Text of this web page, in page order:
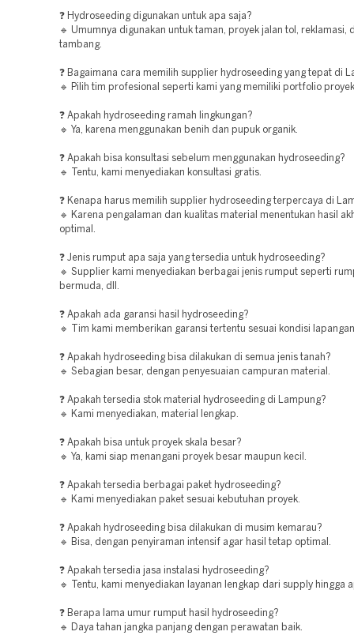
❓ Hydroseeding digunakan untuk apa saja?
🔹 Umumnya digunakan untuk taman, proyek jalan tol, reklamasi,
tambang.
❓ Bagaimana cara memilih supplier hydroseeding yang tepat di
🔹 Pilih tim profesional seperti kami yang memiliki portfolio
❓ Apakah hydroseeding ramah lingkungan?
🔹 Ya, karena menggunakan benih dan pupuk organik.
❓ Apakah bisa konsultasi sebelum menggunakan hydroseeding?
🔹 Tentu, kami menyediakan konsultasi gratis.
❓ Kenapa harus memilih supplier hydroseeding terpercaya di
🔹 Karena pengalaman dan kualitas material menentukan hasil
optimal.
❓ Jenis rumput apa saja yang tersedia untuk hydroseeding?
🔹 Supplier kami menyediakan berbagai jenis rumput seperti
bermuda, dll.
❓ Apakah ada garansi hasil hydroseeding?
🔹 Tim kami memberikan garansi tertentu sesuai kondisi
❓ Apakah hydroseeding bisa dilakukan di semua jenis tanah?
🔹 Sebagian besar, dengan penyesuaian campuran material.
❓ Apakah tersedia stok material hydroseeding di Lampung?
🔹 Kami menyediakan, material lengkap.
❓ Apakah bisa untuk proyek skala besar?
🔹 Ya, kami siap menangani proyek besar maupun kecil.
❓ Apakah tersedia berbagai paket hydroseeding?
🔹 Kami menyediakan paket sesuai kebutuhan proyek.
❓ Apakah hydroseeding bisa dilakukan di musim kemarau?
🔹 Bisa, dengan penyiraman intensif agar hasil tetap optimal.
❓ Apakah tersedia jasa instalasi hydroseeding?
🔹 Tentu, kami menyediakan layanan lengkap dari supply hingga
❓ Berapa lama umur rumput hasil hydroseeding?
🔹 Daya tahan jangka panjang dengan perawatan baik.